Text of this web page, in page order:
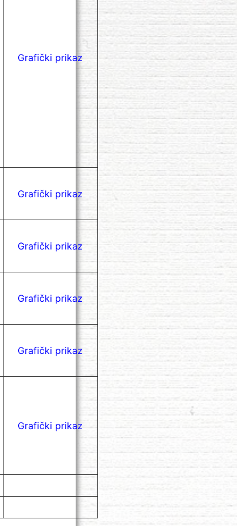
Grafički prikaz
Grafički prikaz
Grafički prikaz
Grafički prikaz
Grafički prikaz
Grafički prikaz